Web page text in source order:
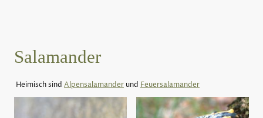
Salamander
Heimisch sind Alpensalamander und Feuersalamander